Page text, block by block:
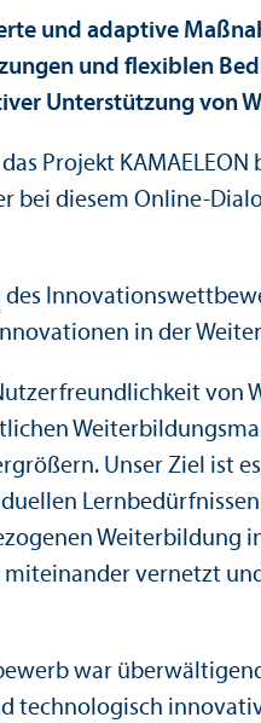
und adaptive
und flexiblen
Unter­stützung von
Projekt
bei diesem Online-
des
in der
Unser Ziel ist
Weiterbildung
vernetzt
war
technologisch